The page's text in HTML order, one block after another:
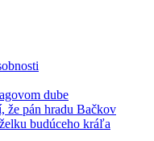
dube
že pán hradu Bačkov
budúceho kráľa